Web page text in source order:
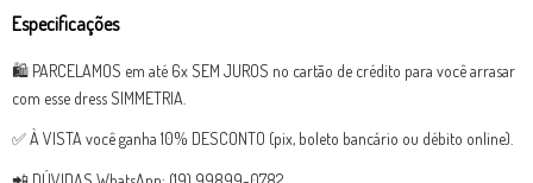
Especificações
🛍 PARCELAMOS em até 6x SEM JUROS no cartão de crédito para você arrasar
com esse dress SIMMETRIA.
✅ À VISTA você ganha 10% DESCONTO (pix, boleto bancário ou débito online).